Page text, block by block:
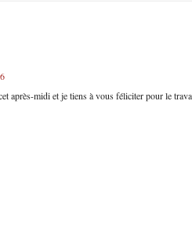
après-midi et je tiens à vous féliciter pour le